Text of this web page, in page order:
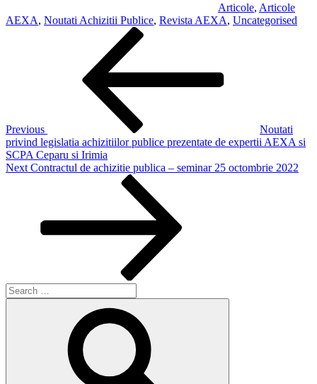
Articole, Articole
AEXA, Noutati Achizitii Publice, Revista AEXA, Uncategorised
Previous
Noutati
privind legislatia achizitiilor publice prezentate de expertii AEXA si
SCPA Ceparu si Irimia
Next
Next Contractul de achizitie publica – seminar 25 octombrie 2022
Search
for: